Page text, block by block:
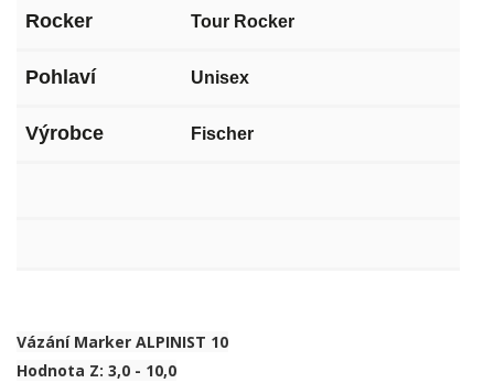
Rocker Tour Rocker
Pohlaví Unisex
Výrobce Fischer
Vázání Marker ALPINIST 10
Hodnota Z: 3,0 - 10,0